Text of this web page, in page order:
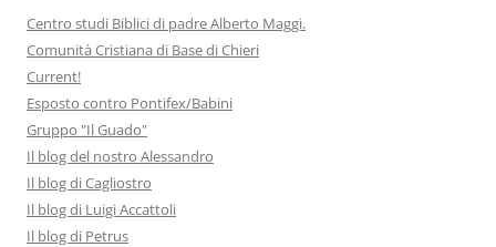
Centro studi Biblici di padre Alberto Maggi.
Comunità Cristiana di Base di Chieri
Current!
Esposto contro Pontifex/Babini
Gruppo "Il Guado"
Il blog del nostro Alessandro
Il blog di Cagliostro
Il blog di Luigi Accattoli
Il blog di Petrus